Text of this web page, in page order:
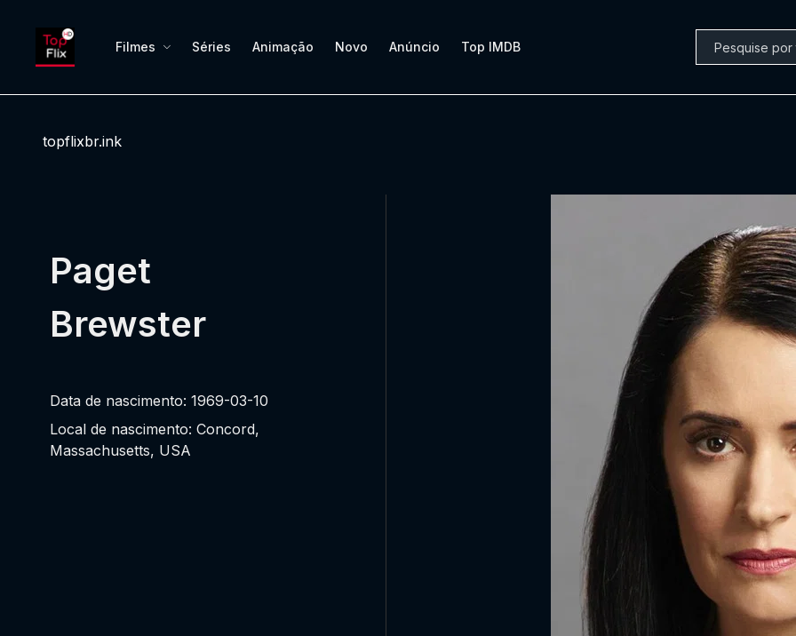
Filmes Séries Animação Novo Anúncio Top IMDB
topflixbr.ink
Paget
Brewster
Data de nascimento: 1969-03-10
Local de nascimento: Concord,
Massachusetts, USA